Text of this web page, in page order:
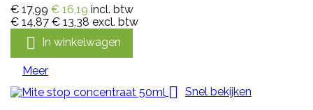
€ 17,99 € 16,19 incl. btw
€ 14,87 € 13,38 excl. btw
 In winkelwagen
Meer
 Snel bekijken